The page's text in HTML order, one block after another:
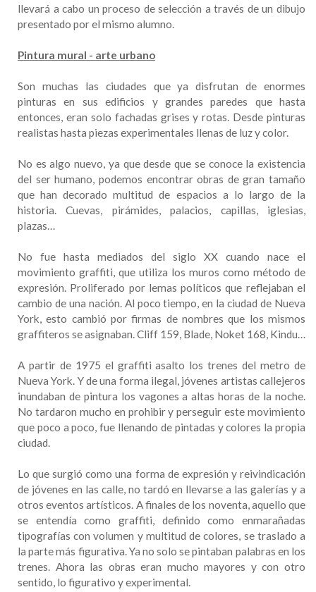
llevará a cabo un proceso de selección a través de un dibujo
presentado por el mismo alumno.
Pintura mural - arte urbano
Son muchas las ciudades que ya disfrutan de enormes
pinturas en sus edificios y grandes paredes que hasta
entonces, eran solo fachadas grises y rotas. Desde pinturas
realistas hasta piezas experimentales llenas de luz y color.
No es algo nuevo, ya que desde que se conoce la existencia
del ser humano, podemos encontrar obras de gran tamaño
que han decorado multitud de espacios a lo largo de la
historia. Cuevas, pirámides, palacios, capillas, iglesias,
plazas…
No fue hasta mediados del siglo XX cuando nace el
movimiento graffiti, que utiliza los muros como método de
expresión. Proliferado por lemas políticos que reflejaban el
cambio de una nación. Al poco tiempo, en la ciudad de Nueva
York, esto cambió por firmas de nombres que los mismos
graffiteros se asignaban. Cliff 159, Blade, Noket 168, Kindu…
A partir de 1975 el graffiti asalto los trenes del metro de
Nueva York. Y de una forma ilegal, jóvenes artistas callejeros
inundaban de pintura los vagones a altas horas de la noche.
No tardaron mucho en prohibir y perseguir este movimiento
que poco a poco, fue llenando de pintadas y colores la propia
ciudad.
Lo que surgió como una forma de expresión y reivindicación
de jóvenes en las calle, no tardó en llevarse a las galerías y a
otros eventos artísticos. A finales de los noventa, aquello que
se entendía como graffiti, definido como enmarañadas
tipografías con volumen y multitud de colores, se traslado a
la parte más figurativa. Ya no solo se pintaban palabras en los
trenes. Ahora las obras eran mucho mayores y con otro
sentido, lo figurativo y experimental.